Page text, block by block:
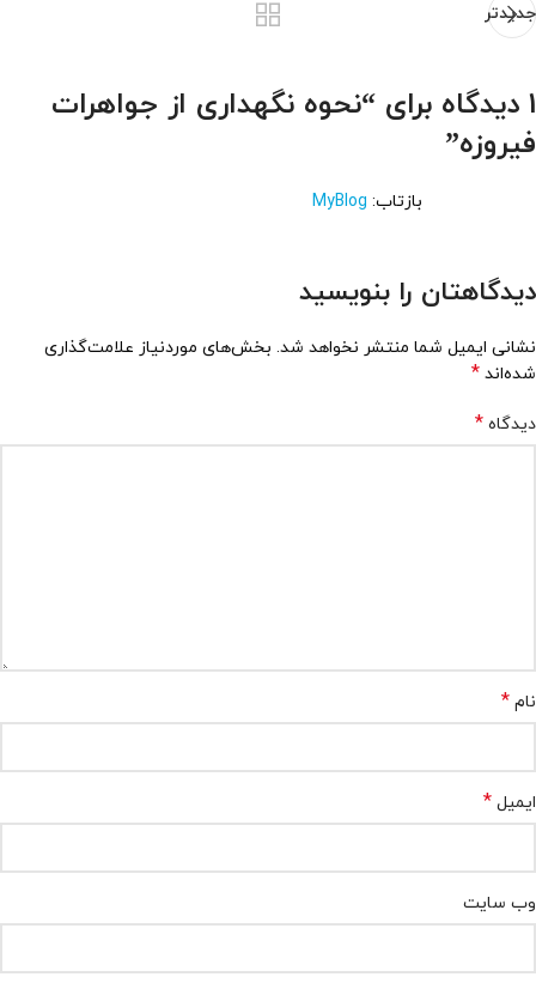
جدیدتر
1 دیدگاه برای “
نحوه نگهداری از جواهرات
فیروزه”
بازتاب: MyBlog
دیدگاهتان را بنویسید
نشانی ایمیل شما منتشر نخواهد شد. بخش‌های موردنیاز علامت‌گذاری
شده‌اند *
دیدگاه *
نام *
ایمیل *
وب‌ سایت